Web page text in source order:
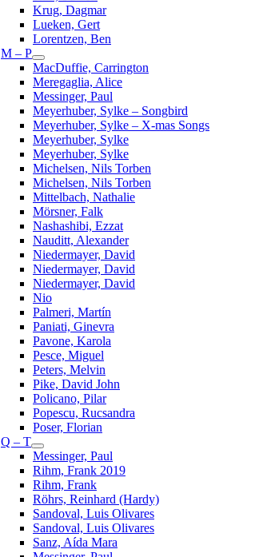
Krug, Dagmar
Lueken, Gert
Lorentzen, Ben
M – P
MacDuffie, Carrington
Meregaglia, Alice
Messinger, Paul
Meyerhuber, Sylke – Songbird
Meyerhuber, Sylke – X-mas Songs
Meyerhuber, Sylke
Meyerhuber, Sylke
Michelsen, Nils Torben
Michelsen, Nils Torben
Mittelbach, Nathalie
Mörsner, Falk
Nashashibi, Ezzat
Nauditt, Alexander
Niedermayer, David
Niedermayer, David
Niedermayer, David
Nio
Palmeri, Martín
Paniati, Ginevra
Pavone, Karola
Pesce, Miguel
Peters, Melvin
Pike, David John
Policano, Pilar
Popescu, Rucsandra
Poser, Florian
Q – T
Messinger, Paul
Rihm, Frank 2019
Rihm, Frank
Röhrs, Reinhard (Hardy)
Sandoval, Luis Olivares
Sandoval, Luis Olivares
Sanz, Aída Mara